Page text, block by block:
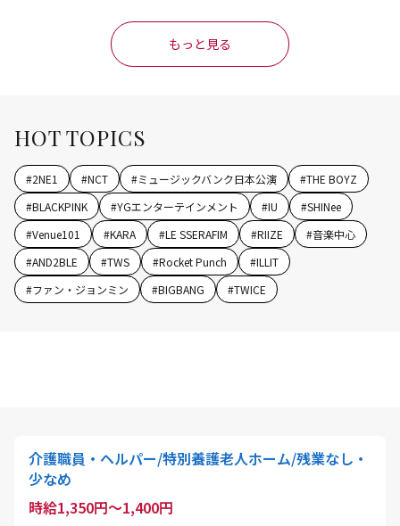
もっと見る
HOT TOPICS
#2NE1 #NCT #ミュージックバンク日本公演 #THE BOYZ
#BLACKPINK #YGエンターテインメント #IU #SHINee
#Venue101 #KARA #LE SSERAFIM #RIIZE #音楽中心
#AND2BLE #TWS #Rocket Punch #ILLIT
#ファン・ジョンミン #BIGBANG #TWICE
介護職員・ヘルパー/特別養護老人ホーム/残業なし・
少なめ
時給1,350円～1,400円